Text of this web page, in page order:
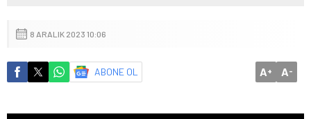
8 ARALIK 2023 10:06
ABONE OL A+ A-